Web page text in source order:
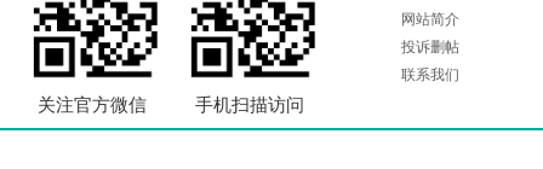
关注官方微信 手机扫描访问
网站简介
投诉删帖
联系我们